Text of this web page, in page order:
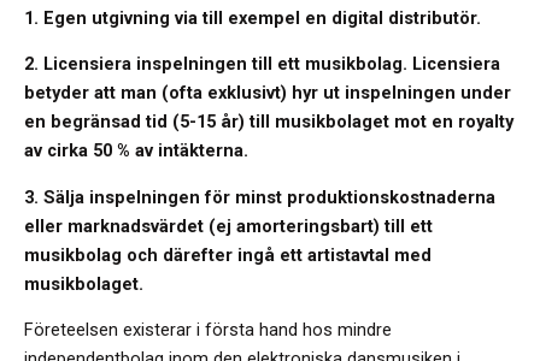
1. Egen utgivning via till exempel en digital distributör.
2. Licensiera inspelningen till ett musikbolag. Licensiera
betyder att man (ofta exklusivt) hyr ut inspelningen under
en begränsad tid (5-15 år) till musikbolaget mot en royalty
av cirka 50 % av intäkterna.
3. Sälja inspelningen för minst produktionskostnaderna
eller marknadsvärdet (ej amorteringsbart) till ett
musikbolag och därefter ingå ett artistavtal med
musikbolaget.
Företeelsen existerar i första hand hos mindre